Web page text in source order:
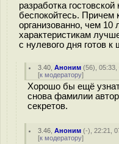
разработка
беспокойтесь. Причем
организованно, чем 10
характеристикам
с нулевого дня готов
3.40 ,Аноним (56), 05:33,
[к модератору]
Хорошо бы ещё
снова фамилии
секретов.
3.46 ,Аноним (-), 22:21,
[к модератору]